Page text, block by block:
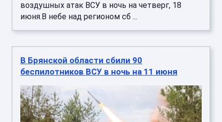
воздушных атак ВСУ в ночь на четверг, 18
июня.В небе над регионом сб ...
В Брянской области сбили 90
беспилотников ВСУ в ночь на 11 июня